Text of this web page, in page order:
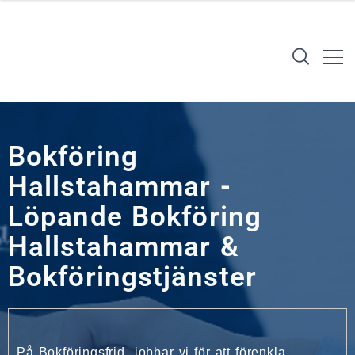
Bokföring
Hallstahammar -
Löpande Bokföring
Hallstahammar &
Bokföringstjänster
På Bokföringsfrid jobbar vi för att förenkla